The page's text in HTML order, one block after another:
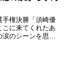
手権決勝「須崎優
こに来てくれたあ
涙のシーンを思い